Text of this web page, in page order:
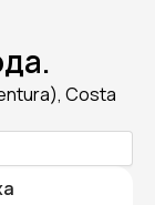
Costa